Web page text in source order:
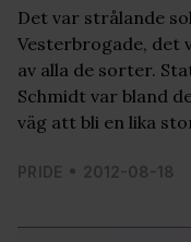
Det var strålande
Vesterbrogade, det
av alla de sorter.
Schmidt var bland
väg att bli en lika
PRIDE 2012-08-18